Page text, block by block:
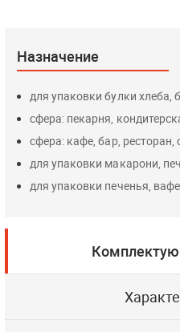
Назначение
для упаковки булки хлеба,
сфера: пекарня,
сфера: кафе, бар, ресторан,
для упаковки макарони,
для упаковки печенья,